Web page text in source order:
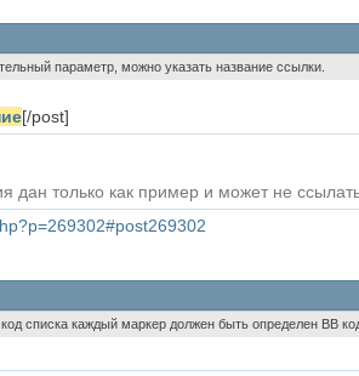
параметр, можно указать название ссылки.
[/post]
дан только как пример и может не
списка каждый маркер должен быть определен BB